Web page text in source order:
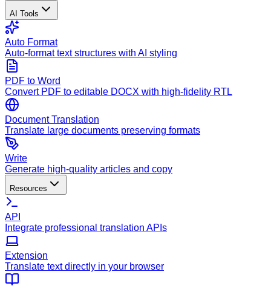
AI Tools
Auto Format
Auto-format text structures with AI styling
PDF to Word
Convert PDF to editable DOCX with high-fidelity RTL
Document Translation
Translate large documents preserving formats
Write
Generate high-quality articles and copy
Resources
API
Integrate professional translation APIs
Extension
Translate text directly in your browser